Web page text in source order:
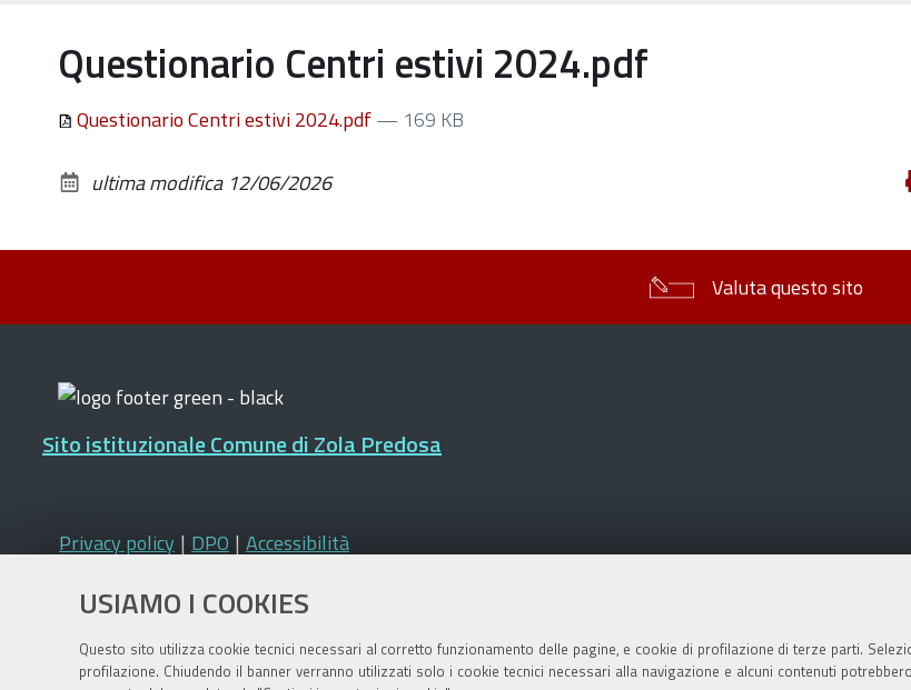
USIAMO I COOKIES
Questo sito utilizza cookie tecnici necessari al corretto funzionamento delle pagine, e cookie di profilazione di terze parti.
profilazione. Chiudendo il banner verranno utilizzati solo i cookie tecnici necessari alla navigazione e alcuni contenuti
Questionario Centri estivi 2024.pdf
Questionario Centri estivi 2024.pdf— 169 KB
ultima modifica 12/06/2026
Valuta questo sito
Sito istituzionale Comune di Zola Predosa
Privacy policy | DPO | Accessibilità